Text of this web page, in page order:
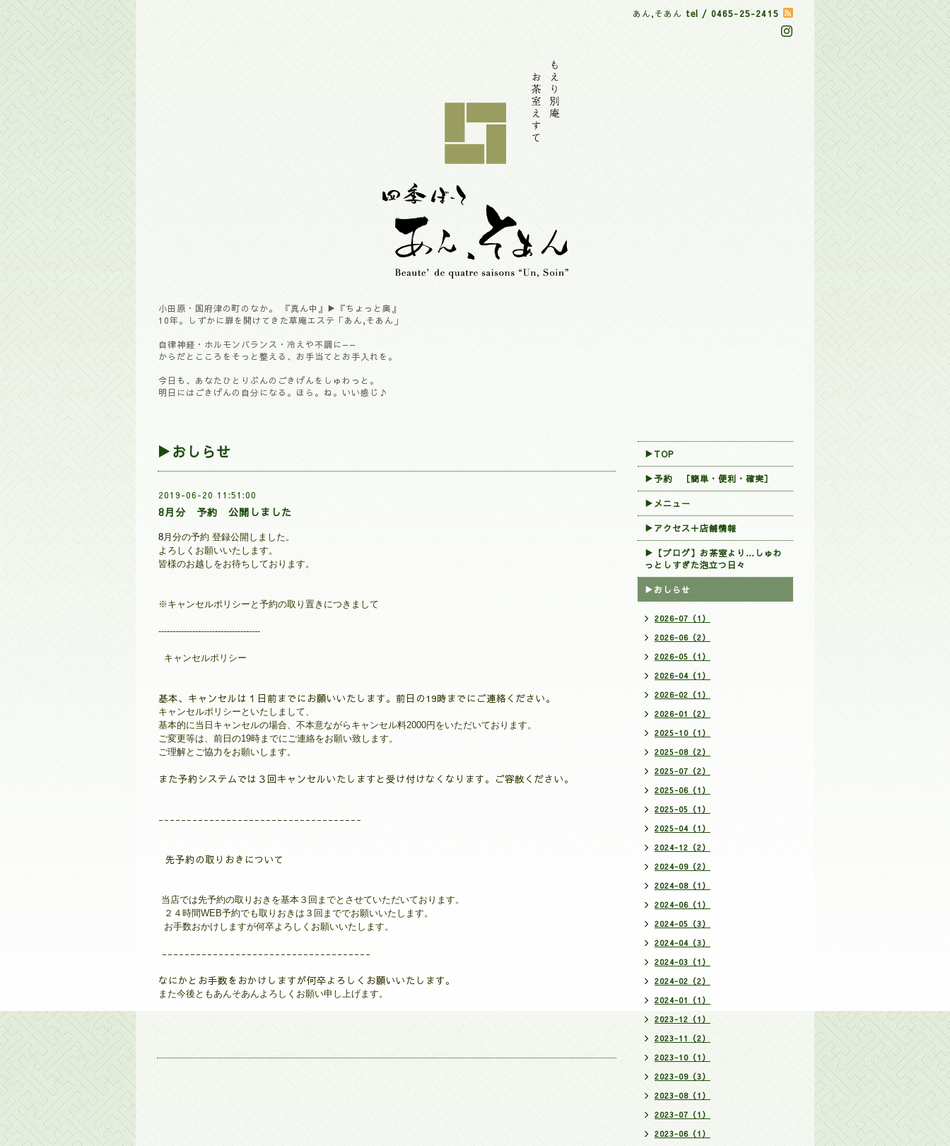
あん,そあん tel / 0465-25-2415
小田原・国府津の町のなか。 『真ん中』▶︎『ちょっと奥』
10年。しずかに扉を開けてきた草庵エステ「あん,そあん」
自律神経・ホルモンバランス・冷えや不調に——
からだとこころをそっと整える、お手当てとお手入れを。
今日も、あなたひとりぶんのごきげんをしゅわっと。
明日にはごきげんの自分になる。ほら。ね。いい感じ♪
▶おしらせ
2019-06-20 11:51:00
8月分 予約 公開しました
8月分の予約 登録公開しました。
よろしくお願いいたします。
皆様のお越しをお待ちしております。
※キャンセルポリシーと予約の取り置きにつきまして
------------------------------------
キャンセルポリシー
基本、キャンセルは１日前までにお願いいたします。前日の19時までにご連絡ください。
キャンセルポリシーといたしまして、
基本的に当日キャンセルの場合、不本意ながらキャンセル料2000円をいただいておりま す。
ご変更等は、前日の19時までにご連絡をお願い致します。
ご理解とご協力をお願いします。
また予約システムでは３回キャンセルいたしますと受け付けなくなります。ご容赦ください。
------------------------------------
先予約の取りおきについて
当店では先予約の取りおきを基本３回までとさせていただいております。
２４時間WEB予約でも取りおきは３回まででお願いいたします。
お手数おかけしますが何卒よろしくお願いいたします。
-------------------------------------
なにかとお手数をおかけしますが何卒よろしくお願いいたします。
また今後ともあんそあんよろしくお願い申し上げます。
▶TOP
▶︎予約 ［簡単・便利・確実］
▶メニュー
▶アクセス＋店舗情報
▶【ブログ】お茶室より…しゅわ
っとしすぎた泡立つ日々
▶おしらせ
2026-07（1）
2026-06（2）
2026-05（1）
2026-04（1）
2026-02（1）
2026-01（2）
2025-10（1）
2025-08（2）
2025-07（2）
2025-06（1）
2025-05（1）
2025-04（1）
2024-12（2）
2024-09（2）
2024-08（1）
2024-06（1）
2024-05（3）
2024-04（3）
2024-03（1）
2024-02（2）
2024-01（1）
2023-12（1）
2023-11（2）
2023-10（1）
2023-09（3）
2023-08（1）
2023-07（1）
2023-06（1）